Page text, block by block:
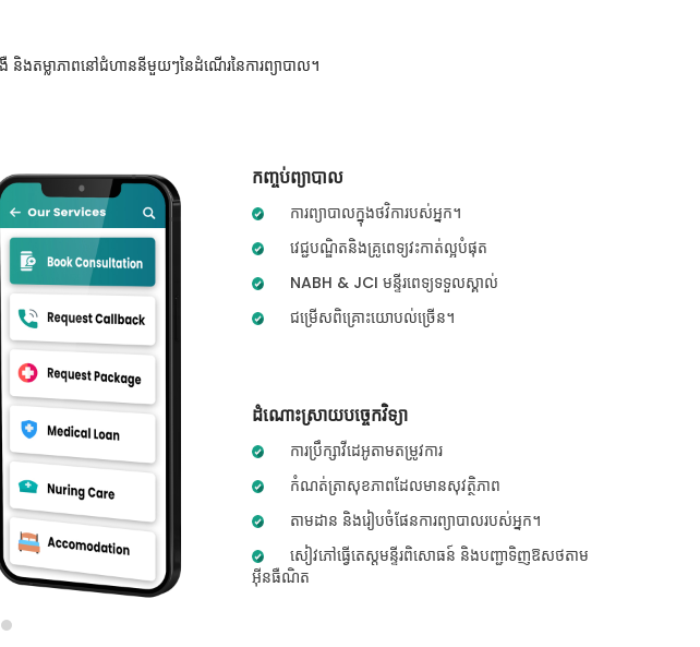
ងឺ និងតម្លាភាពនៅជំហាននីមួយៗនៃដំណើរនៃការព្យាបាល។
កញ្ចប់ព្យាបាល
ការព្យាបាលក្នុងថវិការបស់អ្នក។
វេជ្ជបណ្ឌិតនិងគ្រូពេទ្យវះកាត់ល្អបំផុត
NABH & JCI មន្ទីរពេទ្យទទួលស្គាល់
ជម្រើសពិគ្រោះយោបល់ច្រើន។
ដំណោះស្រាយបច្ចេកវិទ្យា
ការប្រឹក្សាវីដេអូតាមតម្រូវការ
កំណត់ត្រាសុខភាពដែលមានសុវត្ថិភាព
តាមដាន និងរៀបចំផែនការព្យាបាលរបស់អ្នក។
សៀវភៅធ្វើតេស្តមន្ទីរពិសោធន៍ និងបញ្ជាទិញឱសថតាម
អ៊ីនធឺណិត